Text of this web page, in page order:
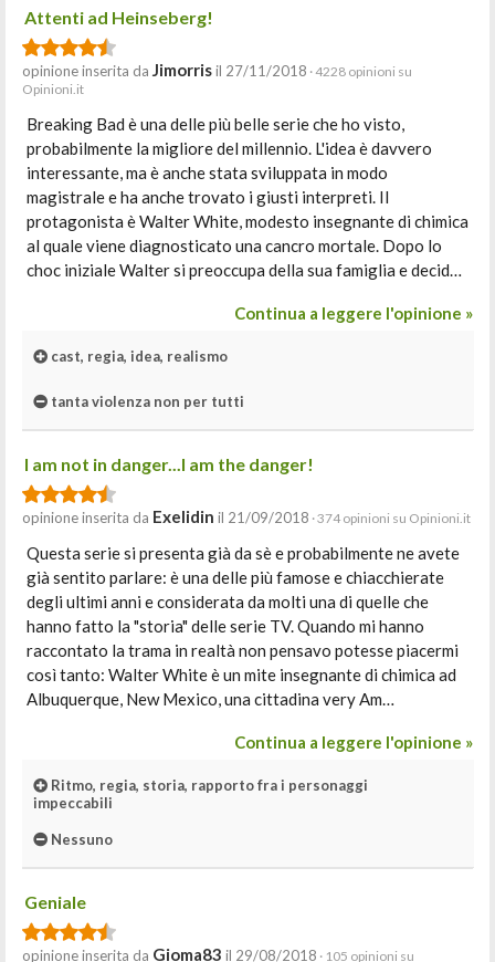
Attenti ad Heinseberg!
opinione inserita da Jimorrisil 27/11/2018 · 4228 opinioni su
Opinioni.it
Breaking Bad è una delle più belle serie che ho visto,
probabilmente la migliore del millennio. L'idea è davvero
interessante, ma è anche stata sviluppata in modo
magistrale e ha anche trovato i giusti interpreti. Il
protagonista è Walter White, modesto insegnante di chimica
al quale viene diagnosticato una cancro mortale. Dopo lo
choc iniziale Walter si preoccupa della sua famiglia e decid…
Continua a leggere l'opinione »
cast, regia, idea, realismo
tanta violenza non per tutti
I am not in danger...I am the danger!
opinione inserita da Exelidin il 21/09/2018 · 374 opinioni su Opinioni.it
Questa serie si presenta già da sè e probabilmente ne avete
già sentito parlare: è una delle più famose e chiacchierate
degli ultimi anni e considerata da molti una di quelle che
hanno fatto la "storia" delle serie TV. Quando mi hanno
raccontato la trama in realtà non pensavo potesse piacermi
così tanto: Walter White è un mite insegnante di chimica ad
Albuquerque, New Mexico, una cittadina very Am…
Continua a leggere l'opinione »
Ritmo, regia, storia, rapporto fra i personaggi
impeccabili
Nessuno
Geniale
opinione inserita da Gioma83 il 29/08/2018 · 105 opinioni su